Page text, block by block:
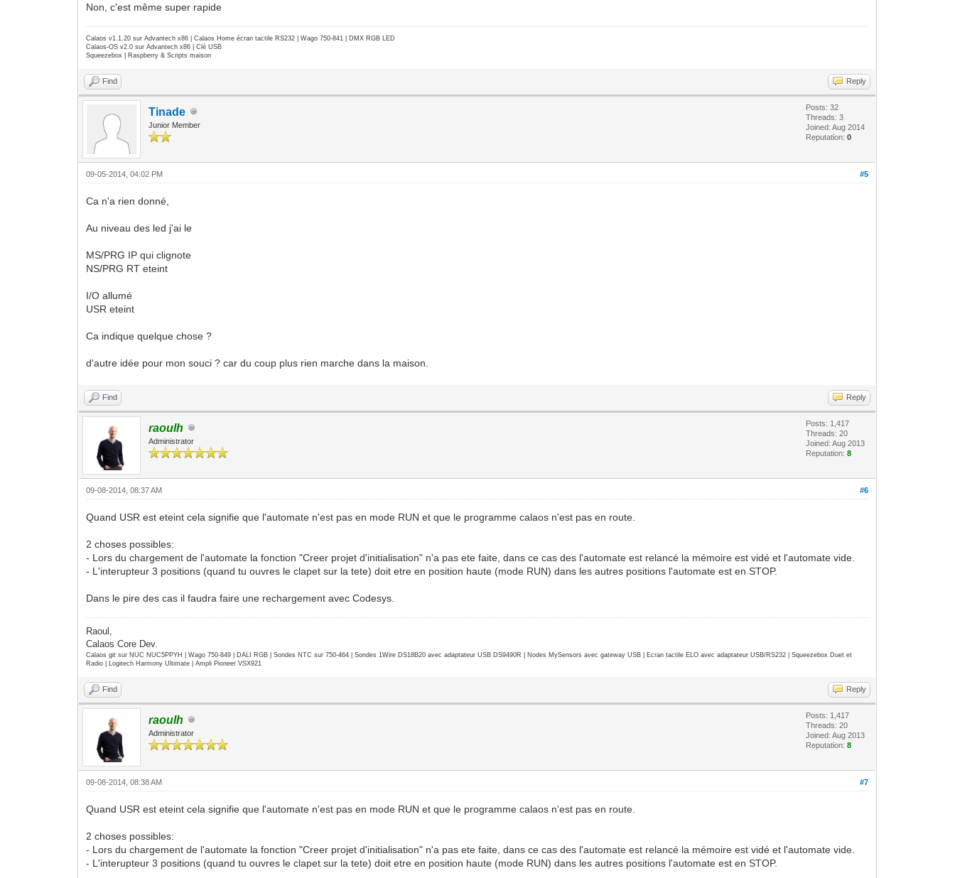
Non, c'est même super rapide
Calaos v1.1.20 sur Advantech x86 | Calaos Home écran tactile RS232 | Wago 750-841 | DMX RGB LED
Calaos-OS v2.0 sur Advantech x86 | Clé USB
Squeezebox | Raspberry & Scripts maison
Find Reply
Tinade
Junior Member
Posts: 32
Threads: 3
Joined: Aug 2014
Reputation:0
#5
09-05-2014, 04:02 PM
Ca n'a rien donné,
Au niveau des led j'ai le
MS/PRG IP qui clignote
NS/PRG RT eteint
I/O allumé
USR eteint
Ca indique quelque chose ?
d'autre idée pour mon souci ? car du coup plus rien marche dans la maison.
Find Reply
raoulh
Administrator
Posts: 1,417
Threads: 20
Joined: Aug 2013
Reputation:8
#6
09-08-2014, 08:37 AM
Quand USR est eteint cela signifie que l'automate n'est pas en mode RUN et que le programme calaos n'est pas en route.
2 choses possibles:
- Lors du chargement de l'automate la fonction "Creer projet d'initialisation" n'a pas ete faite, dans ce cas des l'automate est relancé la mémoire est vidé et l'automate vide.
- L'interupteur 3 positions (quand tu ouvres le clapet sur la tete) doit etre en position haute (mode RUN) dans les autres positions l'automate est en STOP.
Dans le pire des cas il faudra faire une rechargement avec Codesys.
Raoul,
Calaos Core Dev.
Calaos git sur NUC NUC5PPYH | Wago 750-849 | DALI RGB | Sondes NTC sur 750-464 | Sondes 1Wire DS18B20 avec adaptateur USB DS9490R | Nodes MySensors avec gateway USB | Ecran tactile ELO avec adaptateur USB/RS232 | Squeezebox Duet et
Radio | Logitech Harmony Ultimate | Ampli Pioneer VSX921
Find Reply
raoulh
Administrator
Posts: 1,417
Threads: 20
Joined: Aug 2013
Reputation:8
#7
09-08-2014, 08:38 AM
Quand USR est eteint cela signifie que l'automate n'est pas en mode RUN et que le programme calaos n'est pas en route.
2 choses possibles:
- Lors du chargement de l'automate la fonction "Creer projet d'initialisation" n'a pas ete faite, dans ce cas des l'automate est relancé la mémoire est vidé et l'automate vide.
- L'interupteur 3 positions (quand tu ouvres le clapet sur la tete) doit etre en position haute (mode RUN) dans les autres positions l'automate est en STOP.